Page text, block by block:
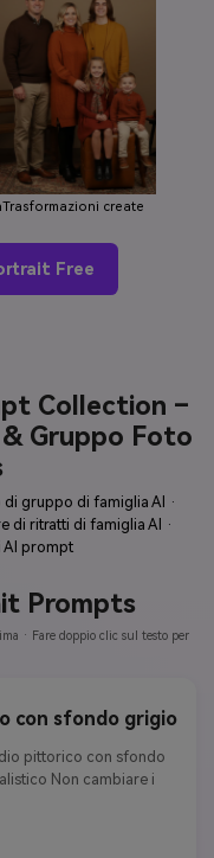
Trasformazioni create
Free
Collection –
Gruppo Foto
gruppo di famiglia AI ·
di ritratti di famiglia AI ·
AI prompt
Prompts
· Fare doppio clic sul testo per
con sfondo grigio
pittorico con sfondo
Non cambiare i